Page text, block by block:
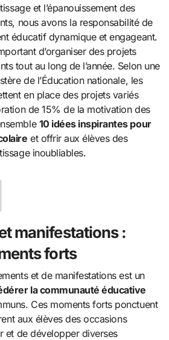
et l’épanouissement des
nous avons la responsabilité de
éducatif dynamique et engageant.
d’organiser des projets
tout au long de l’année. Selon une
de l’Éducation nationale, les
en place des projets variés
de 15% de la motivation des
10 idées inspirantes pour
et offrir aux élèves des
inoubliables.
manifestations :
forts
et de manifestations est un
la communauté éducative
Ces moments forts ponctuent
aux élèves des occasions
et de développer diverses